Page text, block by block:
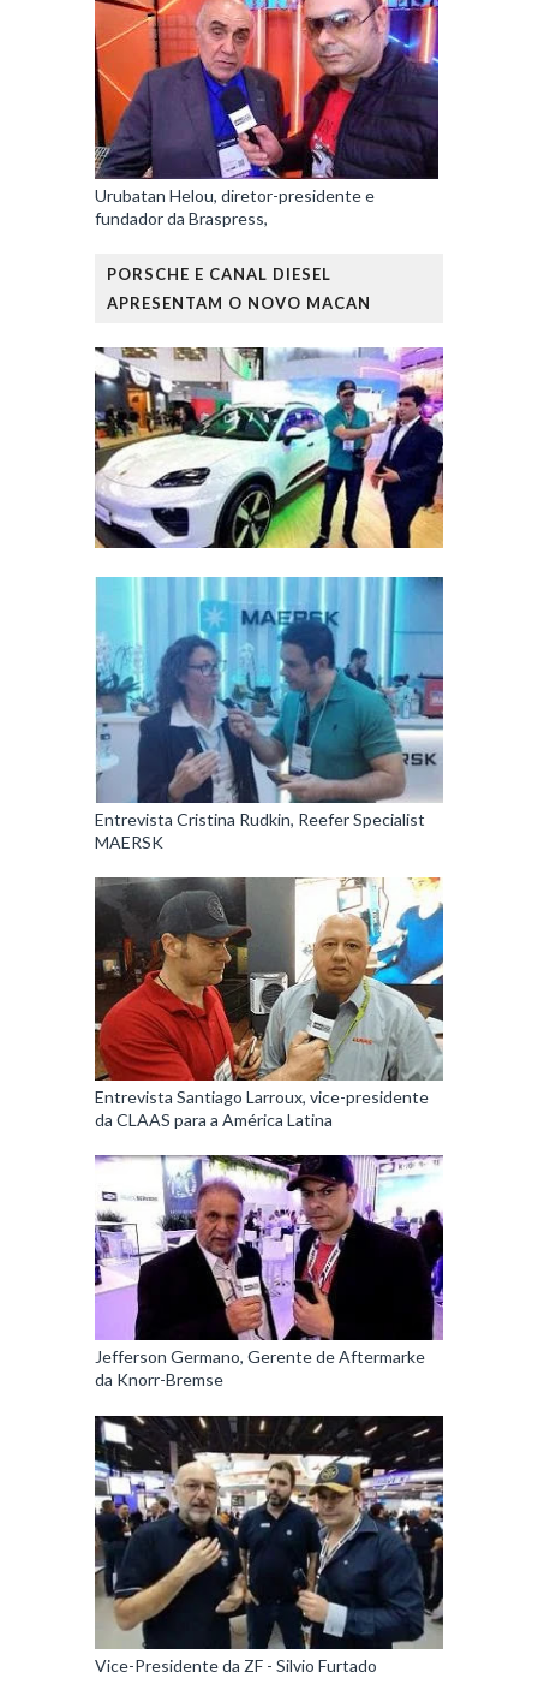
Urubatan Helou, diretor-presidente e
fundador da Braspress,
PORSCHE E CANAL DIESEL
APRESENTAM O NOVO MACAN
Entrevista Cristina Rudkin, Reefer Specialist
MAERSK
Entrevista Santiago Larroux, vice-presidente
da CLAAS para a América Latina
Jefferson Germano, Gerente de Aftermarke
da Knorr-Bremse
Vice-Presidente da ZF - Silvio Furtado